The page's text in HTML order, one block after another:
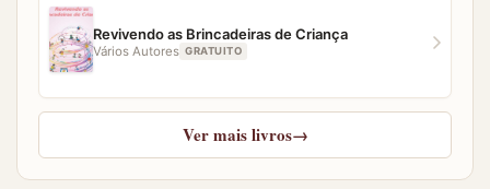
Revivendo as Brincadeiras de Criança
Vários Autores GRATUITO
Ver mais livros→